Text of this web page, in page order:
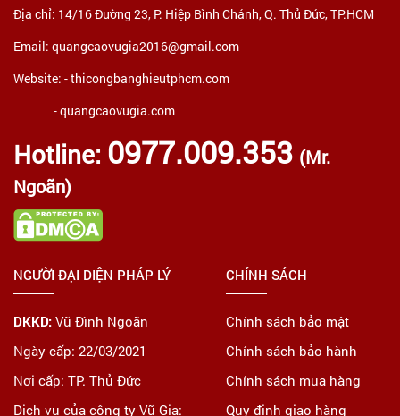
Địa chỉ: 14/16 Đường 23, P. Hiệp Bình Chánh, Q. Thủ Đức, TP.HCM
Email: quangcaovugia2016@gmail.com
Website: -thicongbanghieutphcm.com
- quangcaovugia.com
Hotline: 0977.009.353 (Mr.
Ngoãn)
NGƯỜI ĐẠI DIỆN PHÁP LÝ
DKKD: Vũ Đình Ngoãn
Ngày cấp: 22/03/2021
Nơi cấp: TP. Thủ Đức
Dịch vụ của công ty Vũ Gia:
CHÍNH SÁCH
Chính sách bảo mật
Chính sách bảo hành
Chính sách mua hàng
Quy định giao hàng